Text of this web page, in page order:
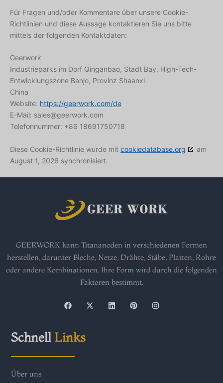
Für Fragen und/oder Kommentare über unsere Cookie-
Richtlinien und diese Aussage kontaktieren Sie uns bitte
mittels der folgenden Kontaktdaten:
Geerwork
Industrieparks im Dorf Qinganbao, Stadt Bay, High-Tech-
Entwicklungszone Banjo, Provinz Shaanxi
China
Website: https://geerwork.com/de
E-Mail: sales@geerwork.com
Telefonnummer: +86 18691750718
Diese Cookie-Richtlinie wurde mit cookiedatabase.org
am
August 1, 2026 synchronisiert.
GEERWORK kann Titananoden in verschiedenen Formen
herstellen, darunter Bleche, Netze, Drähte, Stäbe, Platten, Rohre
oder andere Kombinationen. Ihre Form wird durch die folgenden
Faktoren bestimmt.
F
a
o
X
-
L
i
P
i
I
n
Schnell Links
Über uns